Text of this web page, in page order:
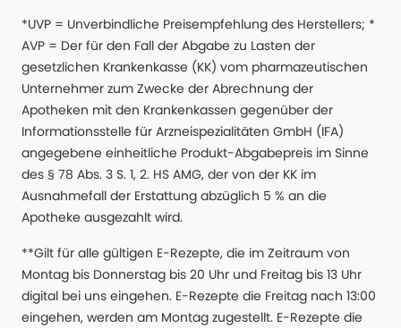
*UVP = Unverbindliche Preisempfehlung des Herstellers; *
AVP = Der für den Fall der Abgabe zu Lasten der
gesetzlichen Krankenkasse (KK) vom pharmazeutischen
Unternehmer zum Zwecke der Abrechnung der
Apotheken mit den Krankenkassen gegenüber der
Informationsstelle für Arzneispezialitäten GmbH (IFA)
angegebene einheitliche Produkt-Abgabepreis im Sinne
des § 78 Abs. 3 S. 1, 2. HS AMG, der von der KK im
Ausnahmefall der Erstattung abzüglich 5 % an die
Apotheke ausgezahlt wird.
**Gilt für alle gültigen E-Rezepte, die im Zeitraum von
Montag bis Donnerstag bis 20 Uhr und Freitag bis 13 Uhr
digital bei uns eingehen. E-Rezepte die Freitag nach 13:00
eingehen, werden am Montag zugestellt. E-Rezepte die